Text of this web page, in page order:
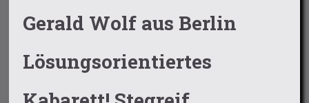
Gerald Wolf aus Berlin
Lösungsorientiertes